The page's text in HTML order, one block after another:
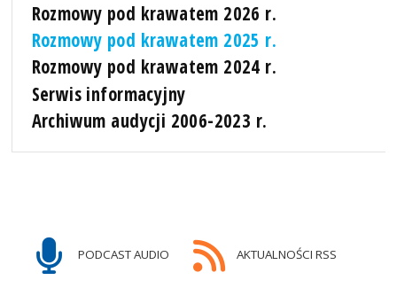
Rozmowy pod krawatem 2026 r.
Rozmowy pod krawatem 2025 r.
Rozmowy pod krawatem 2024 r.
Serwis informacyjny
Archiwum audycji 2006-2023 r.
PODCAST AUDIO AKTUALNOŚCI RSS